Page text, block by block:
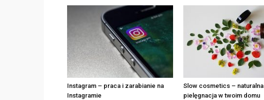
Instagram – praca i zarabianie na
Instagramie
Slow cosmetics – naturalna
pielęgnacja w twoim domu